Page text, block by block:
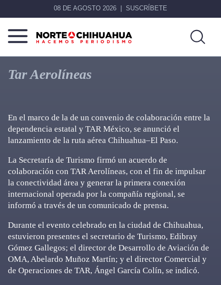
08 DE AGOSTO 2026 SUSCRÍBETE
Norte
De
Chihuahua
Más
que
noticias,
Tar Aerolíneas
En el marco de la de un convenio de colaboración entre la
dependencia estatal y TAR México, se anunció el
lanzamiento de la ruta aérea Chihuahua–El Paso.
La Secretaría de Turismo firmó un acuerdo de
colaboración con TAR Aerolíneas, con el fin de impulsar
la conectividad área y generar la primera conexión
internacional operada por la compañía regional, se
informó a través de un comunicado de prensa.
Durante el evento celebrado en la ciudad de Chihuahua,
estuvieron presentes el secretario de Turismo, Edibray
Gómez Gallegos; el director de Desarrollo de Aviación de
OMA, Abelardo Muñoz Martín; y el director Comercial y
de Operaciones de TAR, Ángel García Colín, se indicó.